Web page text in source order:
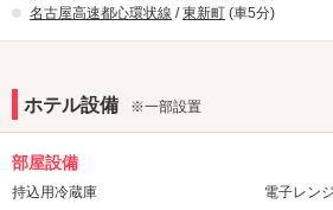
名古屋高速都心環状線 /東新町 (車5分)
ホテル設備 ※一部設置
部屋設備
持込用冷蔵庫
電子レンジ